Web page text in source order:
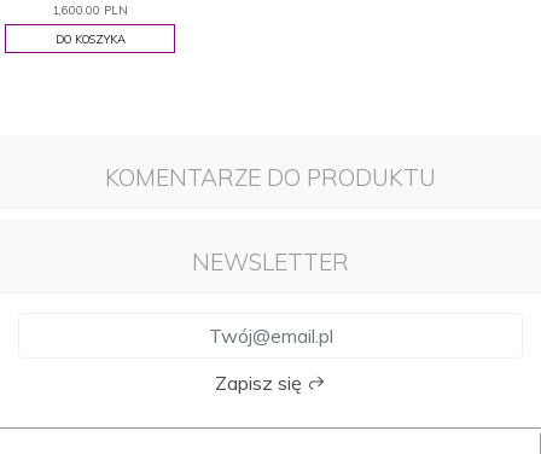
1,600.00 PLN
DO KOSZYKA
KOMENTARZE DO PRODUKTU
NEWSLETTER
Zapisz się